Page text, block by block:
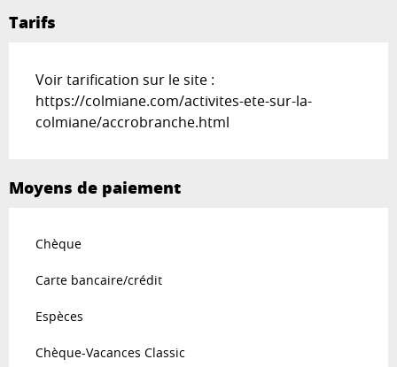
Tarifs
Voir tarification sur le site :
https://colmiane.com/activites-ete-sur-la-
colmiane/accrobranche.html
Moyens de paiement
Chèque
Carte bancaire/crédit
Espèces
Chèque-Vacances Classic